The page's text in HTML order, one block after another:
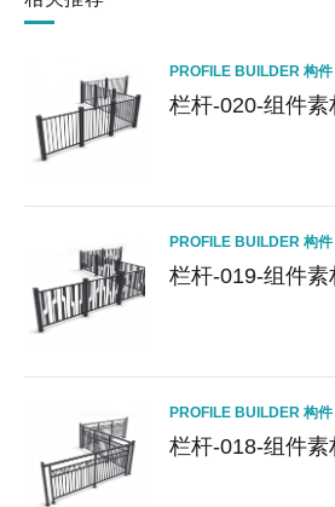
PROFILE BUILDER 构件
栏杆-020-组件素
PROFILE BUILDER 构件
栏杆-019-组件素
PROFILE BUILDER 构件
栏杆-018-组件素